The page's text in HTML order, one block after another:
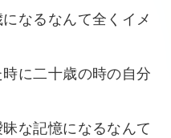
なるなんて全くイメ
に二十歳の時の自分
な記憶になるなんて